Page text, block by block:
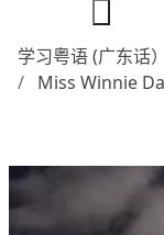
学习粤语 (广东话）
Miss Winnie